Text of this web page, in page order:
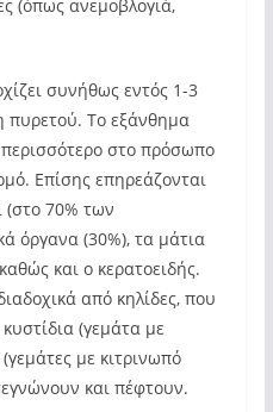
(όπως ανεμοβλογιά,
συνήθως εντός 1-3
Το εξάνθημα
περισσότερο στο πρόσωπο
Επίσης επηρεάζονται
(στο 70% των
όργανα (30%), τα μάτια
και ο κερατοειδής.
από κηλίδες, που
(γεμάτα με
με κιτρινωπό
και πέφτουν.